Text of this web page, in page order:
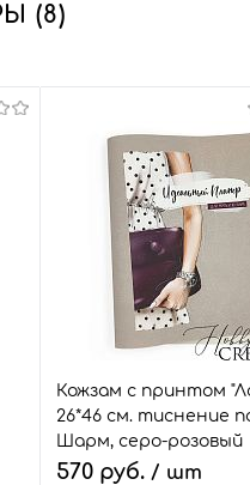
(8)
Кожзам с принтом
26*46 см. тиснение
Шарм, серо-розовый
570 руб. / шт